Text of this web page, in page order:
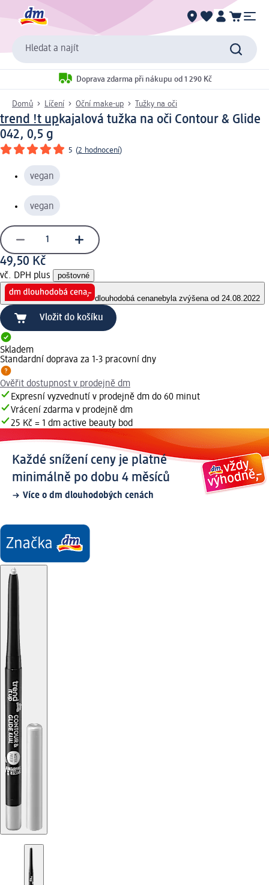
Hledat a najít
Doprava zdarma při nákupu od 1 290 Kč
Domů Líčení Oční make-up Tužky na oči
trend !t upkajalová tužka na oči Contour & Glide
042, 0,5 g
5 (2 hodnocení)
vegan
vegan
49,50 Kč
vč. DPH plus poštovné
dlouhodobá cenanebyla zvýšena od 24.08.2022
Vložit do košíku
Skladem
Standardní doprava za 1-3 pracovní dny
Ověřit dostupnost v prodejně dm
Expresní vyzvednutí v prodejně dm do 60 minut
Vrácení zdarma v prodejně dm
25 Kč = 1 dm active beauty bod
Každé snížení ceny je platné
minimálně po dobu 4 měsíců
Více o dm dlouhodobých cenách